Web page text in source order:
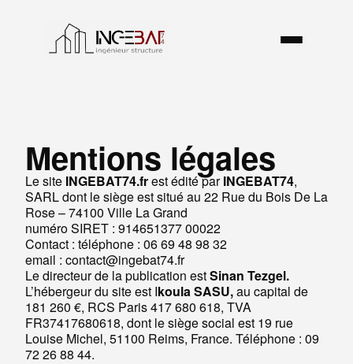
Mentions légales
Le site INGEBAT74.frest édité parINGEBAT74,
SARL dont le siège est situé au 22 Rue du Bois De La
Rose – 74100 Ville La Grand
numéro SIRET : 914651377 00022
Contact : téléphone : 06 69 48 98 32
email : contact@ingebat74.fr
Le directeur de la publication estSinan Tezgel.
L’hébergeur du site est Ikoula SASU,au capital de
181 260 €, RCS Paris 417 680 618, TVA
FR37417680618, dont le siège social est 19 rue
Louise Michel, 51100 Reims, France. Téléphone : 09
72 26 88 44.